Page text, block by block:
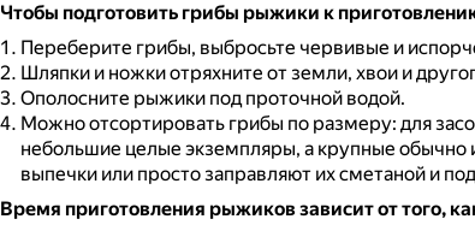
Чтобы подготовить грибы рыжики к
Переберите грибы, выбросьте червивые и
Шляпки и ножки отряхните от земли, хвои и
Ополосните рыжики под проточной водой.
Можно отсортировать грибы по размеру: для
небольшие целые экземпляры, а крупные обычно
выпечки или просто заправляют их сметаной и
Время приготовления рыжиков зависит от того,